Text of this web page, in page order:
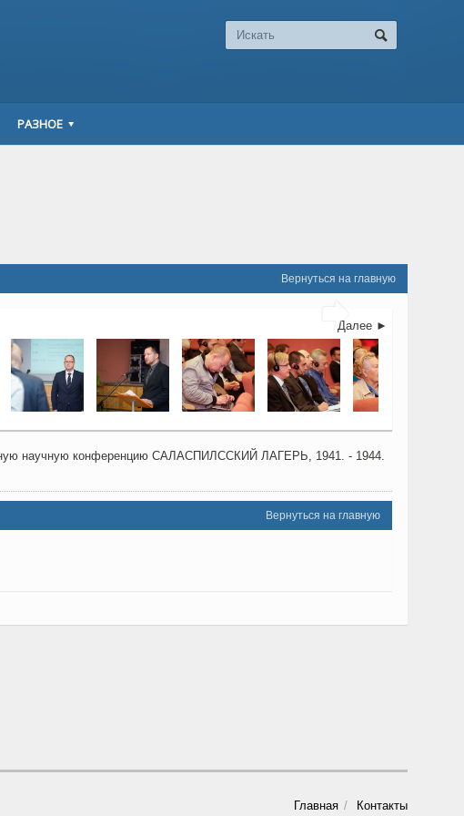
РАЗНОЕ
Вернуться на главную

Далее ►
научную конференцию САЛАСПИЛССКИЙ ЛАГЕРЬ, 1941. - 1944.
Вернуться на главную
Главная Контакты